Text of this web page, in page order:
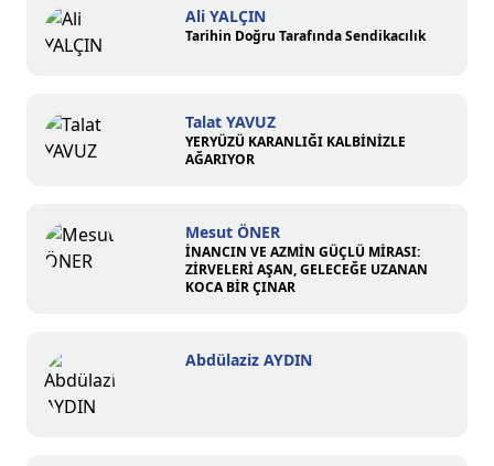
Ali YALÇIN
Tarihin Doğru Tarafında Sendikacılık
Talat YAVUZ
YERYÜZÜ KARANLIĞI KALBİNİZLE
AĞARIYOR
Mesut ÖNER
İNANCIN VE AZMİN GÜÇLÜ MİRASI:
ZİRVELERİ AŞAN, GELECEĞE UZANAN
KOCA BİR ÇINAR
Abdülaziz AYDIN